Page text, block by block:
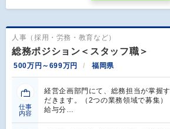
人事（採用・労務・教育など）
総務ポジション＜スタッフ職＞
500万円～699万円 福岡県
仕事
内容
経営企画部門にて、総務担当が掌握
だきます。（2つの業務領域で募集
給与分…